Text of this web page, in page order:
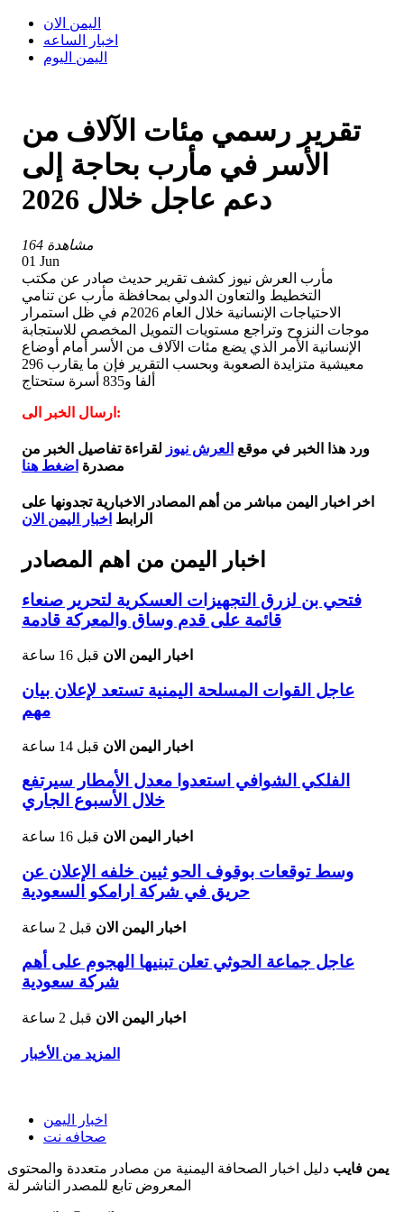
اليمن الان
اخبار الساعه
اليمن اليوم
تقرير رسمي مئات الآلاف من
الأسر في مأرب بحاجة إلى
دعم عاجل خلال 2026
164 مشاهدة
01 Jun
مأرب العرش نيوز كشف تقرير حديث صادر عن مكتب
التخطيط والتعاون الدولي بمحافظة مأرب عن تنامي
الاحتياجات الإنسانية خلال العام 2026م في ظل استمرار
موجات النزوح وتراجع مستويات التمويل المخصص للاستجابة
الإنسانية الأمر الذي يضع مئات الآلاف من الأسر أمام أوضاع
معيشية متزايدة الصعوبة وبحسب التقرير فإن ما يقارب 296
ألفا و835 أسرة ستحتاج
ارسال الخبر الى:
ورد هذا الخبر في موقع العرش نيوز لقراءة تفاصيل الخبر من
مصدرة اضغط هنا
اخر اخبار اليمن مباشر من أهم المصادر الاخبارية تجدونها على
الرابط اخبار اليمن الان
اخبار اليمن من اهم المصادر
فتحي بن لزرق التجهيزات العسكرية لتحرير صنعاء
قائمة على قدم وساق والمعركة قادمة
اخبار اليمن الان قبل 16 ساعة
عاجل القوات المسلحة اليمنية تستعد لإعلان بيان
مهم
اخبار اليمن الان قبل 14 ساعة
الفلكي الشوافي استعدوا معدل الأمطار سيرتفع
خلال الأسبوع الجاري
اخبار اليمن الان قبل 16 ساعة
وسط توقعات بوقوف الحو ثيين خلفه الإعلان عن
حريق في شركة ارامكو السعودية
اخبار اليمن الان قبل 2 ساعة
عاجل جماعة الحوثي تعلن تبنيها الهجوم على أهم
شركة سعودية
اخبار اليمن الان قبل 2 ساعة
المزيد من الأخبار
اخبار اليمن
صحافه نت
يمن فايب دليل اخبار الصحافة اليمنية من مصادر متعددة والمحتوى
المعروض تابع للمصدر الناشر لة